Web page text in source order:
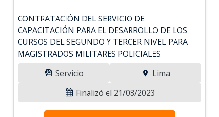
CONTRATACIÓN DEL SERVICIO DE
CAPACITACIÓN PARA EL DESARROLLO DE LOS
CURSOS DEL SEGUNDO Y TERCER NIVEL PARA
MAGISTRADOS MILITARES POLICIALES
Servicio
Lima
Finalizó el 21/08/2023